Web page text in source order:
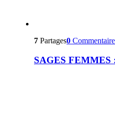
7 Partages0
SAGES FEMMES